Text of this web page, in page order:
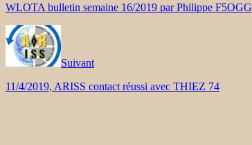
WLOTA bulletin semaine 16/2019 par Philippe F5OGG
Suivant
11/4/2019, ARISS contact réussi avec THIEZ 74